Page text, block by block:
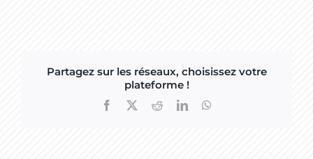
Partagez sur les réseaux, choisissez votre
plateforme !
Facebook RedditLinkedIn